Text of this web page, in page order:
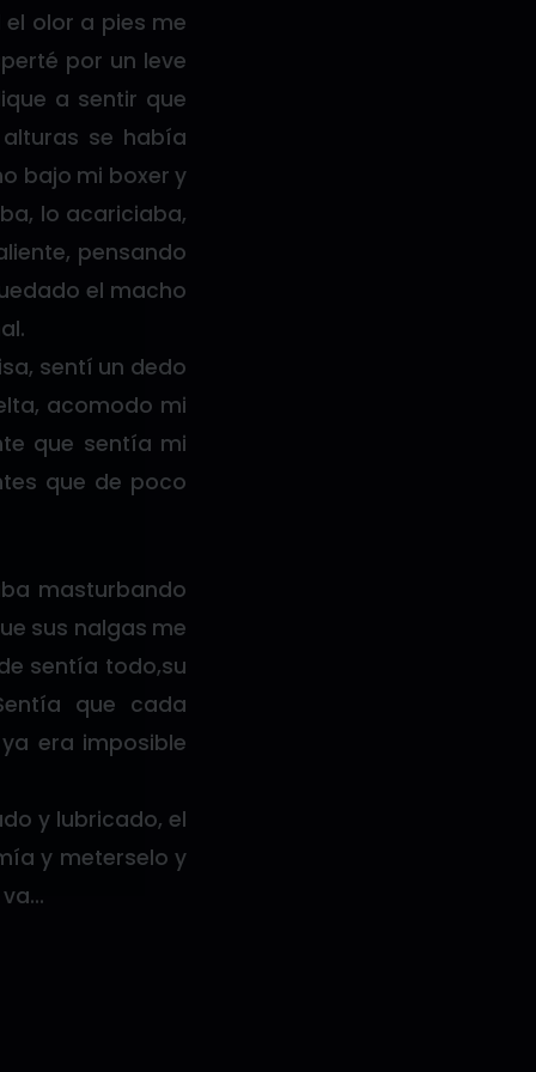
olor a pies me
por un leve
a sentir que
se había
bajo mi boxer y
lo acariciaba,
pensando
el macho
sentí un dedo
acomodo mi
que sentía mi
que de poco
masturbando
sus nalgas me
sentía todo,su
que cada
era imposible
y lubricado, el
y meterselo y